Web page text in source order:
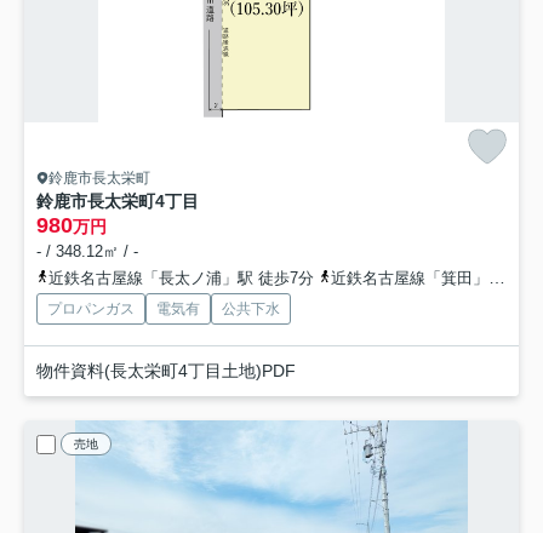
鈴鹿市長太栄町
鈴鹿市長太栄町4丁目
980万円
- / 348.12㎡ / -
近鉄名古屋線「長太ノ浦」駅 徒歩7分
近鉄名古屋線「箕田」駅 徒歩22分
プロパンガス 電気有 公共下水
物件資料(長太栄町4丁目土地)PDF
売地